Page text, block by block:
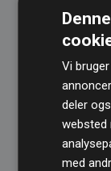
dobbelt så
Alle
Standard–
kvalitet og
Du kan
Vi
deler
websted
med